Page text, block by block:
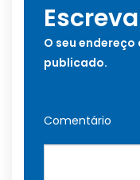
O seu
publicado.
Comentário